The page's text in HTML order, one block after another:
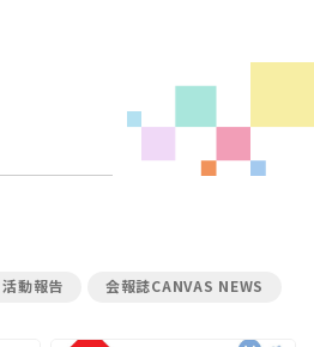
活動報告 会報誌CANVAS NEWS